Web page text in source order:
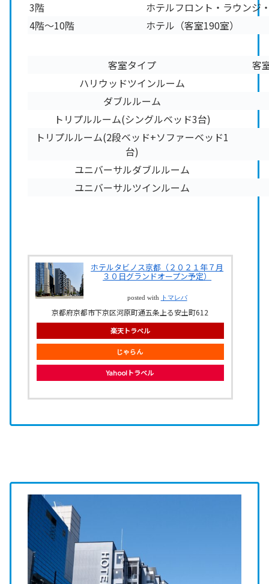
3階
ホテルフロント・ラウンジ
4階～10階
ホテル（客室190室）
客室タイプ
客
ハリウッドツインルーム
ダブルルーム
トリプルルーム(シングルベッド3台)
トリプルルーム(2段ベッド+ソファーベッド1
台)
ユニバーサルダブルルーム
ユニバーサルツインルーム
ホテルタビノス京都（２０２１年７月
３０日グランドオープン予定）
posted with トマレバ
京都府京都市下京区河原町通五条上る安土町612
楽天トラベル
じゃらん
Yahoo!トラベル